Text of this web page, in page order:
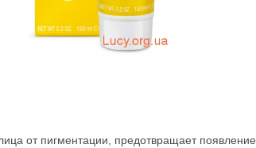
от пигментации, предотвращает появление